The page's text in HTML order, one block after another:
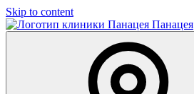
Skip to content
Панацея